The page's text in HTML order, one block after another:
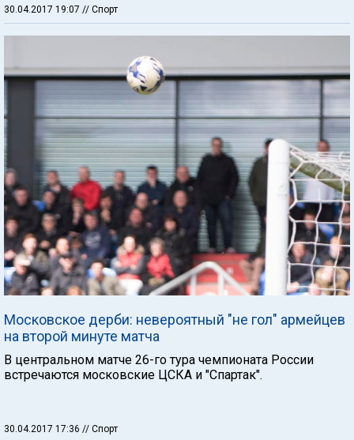
30.04.2017 19:07 // Спорт
Московское дерби: невероятный "не гол" армейцев
на второй минуте матча
В центральном матче 26-го тура чемпионата России
встречаются московские ЦСКА и "Спартак".
30.04.2017 17:36 // Спорт